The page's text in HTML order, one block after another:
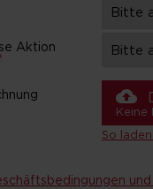
Aktion
cloud_upload
Keine
So